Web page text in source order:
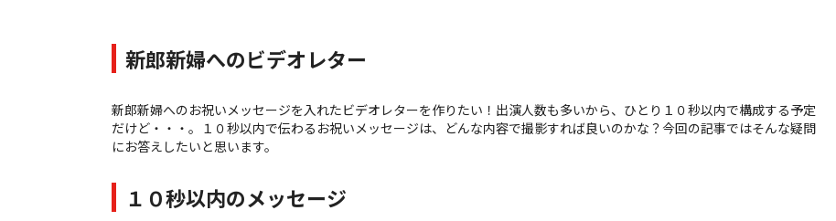
新郎新婦へのビデオレター
新郎新婦へのお祝いメッセージを入れたビデオレターを作りたい！出演人数も多いから、ひとり１０秒以内で構成する予定
だけど・・・。１０秒以内で伝わるお祝いメッセージは、どんな内容で撮影すれば良いのかな？今回の記事ではそんな疑問
にお答えしたいと思います。
１０秒以内のメッセージ